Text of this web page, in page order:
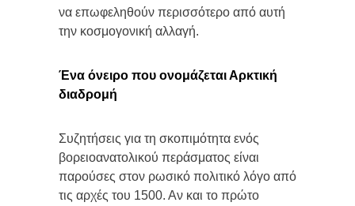
να επωφεληθούν περισσότερο από αυτή
την κοσμογονική αλλαγή.
Ένα όνειρο που ονομάζεται Αρκτική
διαδρομή
Συζητήσεις για τη σκοπιμότητα ενός
βορειοανατολικού περάσματος είναι
παρούσες στον ρωσικό πολιτικό λόγο από
τις αρχές του 1500. Αν και το πρώτο